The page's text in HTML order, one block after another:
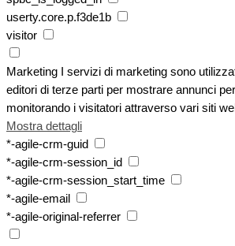
userty.core.p.f3de1b
visitor
Marketing
I servizi di marketing sono
editori di terze parti per mostrare annunci
monitorando i visitatori attraverso vari siti
Mostra dettagli
*-agile-crm-guid
*-agile-crm-session_id
*-agile-crm-session_start_time
*-agile-email
*-agile-original-referrer